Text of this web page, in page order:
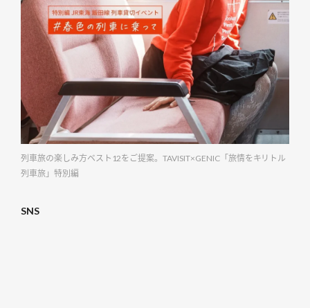
列車旅の楽しみ方ベスト12をご提案。TAVISIT×GENIC「旅情をキリトル
列車旅」特別編
SNS